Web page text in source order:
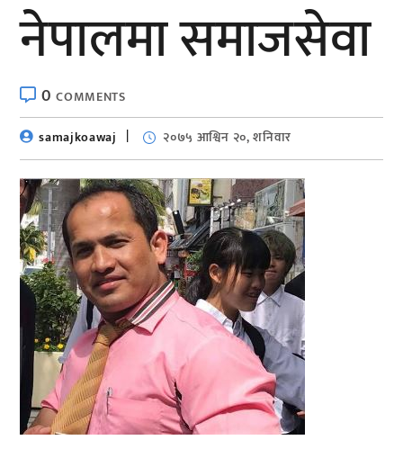
नेपालमा समाजसेवा
0COMMENTS
samajkoawaj
२०७५ आश्विन २०, शनिवार